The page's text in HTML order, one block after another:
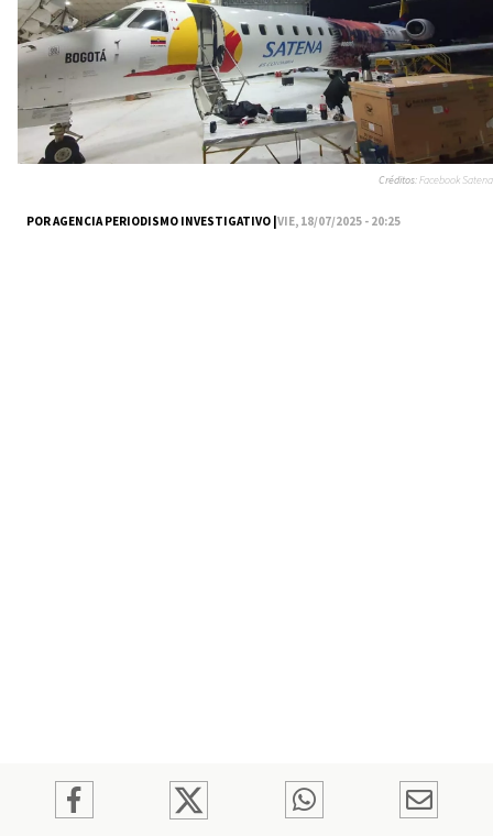
POR AGENCIA PERIODISMO INVESTIGATIVO |VIE, 18/07/2025 - 20:25
Créditos:Facebook Satena